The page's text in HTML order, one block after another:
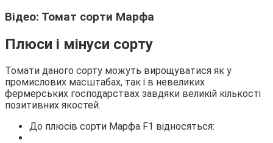
Відео: Томат сорти Марфа
Плюси і мінуси сорту
Томати даного сорту можуть вирощуватися як у
промислових масштабах, так і в невеликих
фермерських господарствах завдяки великій кількості
позитивних якостей.
До плюсів сорти Марфа F1 відносяться: